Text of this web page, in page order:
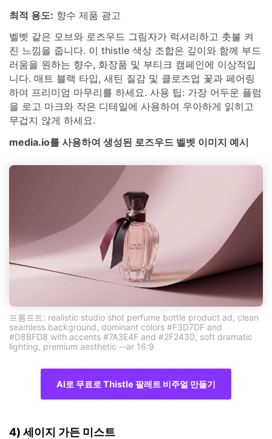
최적 용도: 향수 제품 광고
벨벳 같은 모브와 로즈우드 그림자가 럭셔리하고 촛불 켜
진 느낌을 줍니다. 이 thistle 색상 조합은 깊이와 함께 부드
러움을 원하는 향수, 화장품 및 부티크 캠페인에 이상적입
니다. 매트 블랙 타입, 새틴 질감 및 클로즈업 꽃과 페어링
하여 프리미엄 마무리를 하세요. 사용 팁: 가장 어두운 플럼
을 로고 마크와 작은 디테일에 사용하여 우아하게 읽히고
무겁지 않게 하세요.
media.io를 사용하여 생성된 로즈우드 벨벳 이미지 예시
프롬프트: realistic studio shot perfume bottle product ad, clean
seamless background, dominant colors #F3D7DF and
#D8BFD8 with accents #7A3E4F and #2F2430, soft dramatic
lighting, premium aesthetic --ar 16:9
AI로 무료로 Thistle 팔레트 비주얼 만들기
4) 세이지 가든 미스트